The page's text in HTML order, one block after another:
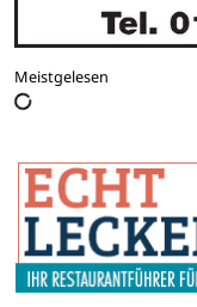
Meistgelesen